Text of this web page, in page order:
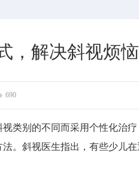
，解决斜视烦恼
690
别的不同而采用个性化治疗
。斜视医生指出，有些少儿